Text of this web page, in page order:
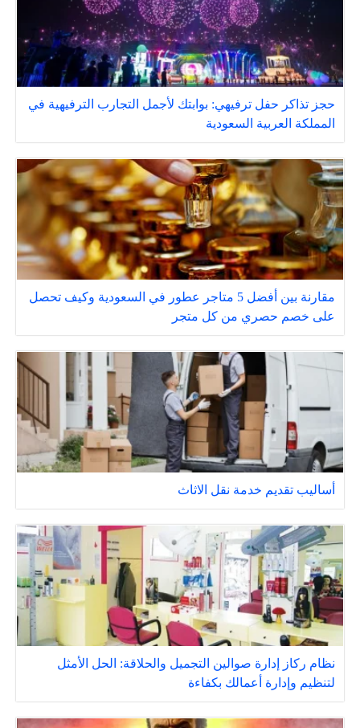
حجز تذاكر حفل ترفيهي: بوابتك لأجمل التجارب الترفيهية في
المملكة العربية السعودية
مقارنة بين أفضل 5 متاجر عطور في السعودية وكيف تحصل
على خصم حصري من كل متجر
أساليب تقديم خدمة نقل الاثاث
نظام ركاز إدارة صوالين التجميل والحلاقة: الحل الأمثل
لتنظيم وإدارة أعمالك بكفاءة